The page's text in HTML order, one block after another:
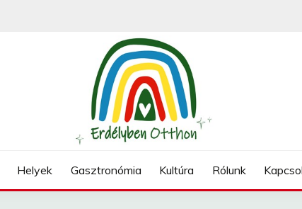
Helyek Gasztronómia Kultúra Rólunk